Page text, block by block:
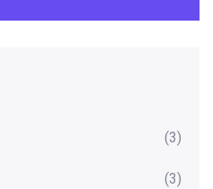
(3)
(3)